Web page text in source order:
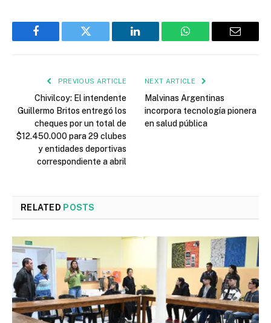
Facebook Twitter LinkedIn WhatsApp Email
PREVIOUS ARTICLE
Chivilcoy: El intendente
Guillermo Britos entregó los
cheques por un total de
$12.450.000 para 29 clubes
y entidades deportivas
correspondiente a abril
NEXT ARTICLE
Malvinas Argentinas
incorpora tecnología pionera
en salud pública
RELATED POSTS